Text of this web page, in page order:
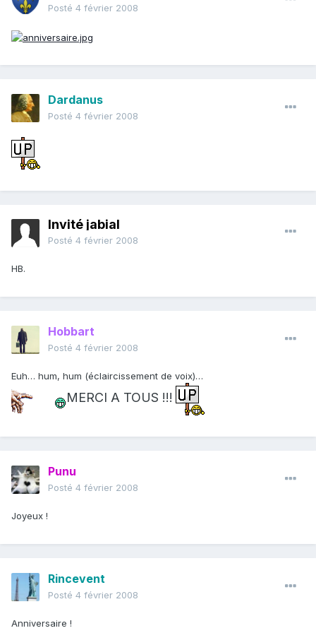
Posté 4 février 2008
Dardanus
Posté 4 février 2008
Invité jabial
Posté 4 février 2008
HB.
Hobbart
Posté 4 février 2008
Euh… hum, hum (éclaircissement de voix)…
MERCI A TOUS !!!
Punu
Posté 4 février 2008
Joyeux !
Rincevent
Posté 4 février 2008
Anniversaire !